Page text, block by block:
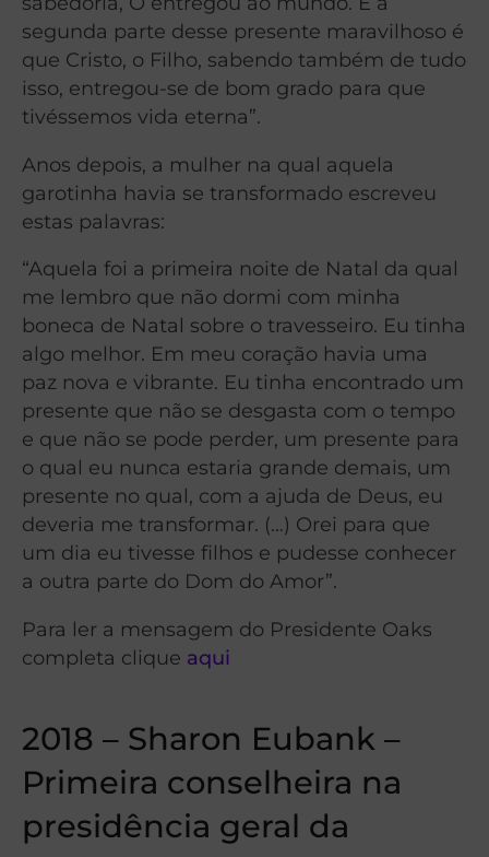
segunda parte desse presente maravilhoso é
que Cristo, o Filho, sabendo também de tudo
isso, entregou-se de bom grado para que
tivéssemos vida eterna”.
Anos depois, a mulher na qual aquela
garotinha havia se transformado escreveu
estas palavras:
“Aquela foi a primeira noite de Natal da qual
me lembro que não dormi com minha
boneca de Natal sobre o travesseiro. Eu tinha
algo melhor. Em meu coração havia uma
paz nova e vibrante. Eu tinha encontrado um
presente que não se desgasta com o tempo
e que não se pode perder, um presente para
o qual eu nunca estaria grande demais, um
presente no qual, com a ajuda de Deus, eu
deveria me transformar. (…) Orei para que
um dia eu tivesse filhos e pudesse conhecer
a outra parte do Dom do Amor”.
Para ler a mensagem do Presidente Oaks
completa clique aqui
2018 – Sharon Eubank –
Primeira conselheira na
presidência geral da